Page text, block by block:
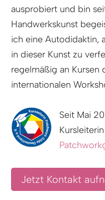
ausprobiert und bin
Handwerkskunst
ich eine Autodidaktin,
in dieser Kunst zu
regelmäßig an Kursen
internationalen
Seit Mai
Jetzt Kontakt